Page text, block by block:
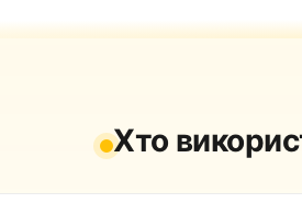
Хто